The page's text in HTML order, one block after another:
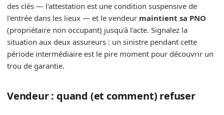
des clés — l'attestation est une condition suspensive de
l'entrée dans les lieux — et le vendeur maintient sa PNO
(propriétaire non occupant) jusqu'à l'acte. Signalez la
situation aux deux assureurs : un sinistre pendant cette
période intermédiaire est le pire moment pour découvrir un
trou de garantie.
Vendeur : quand (et comment) refuser